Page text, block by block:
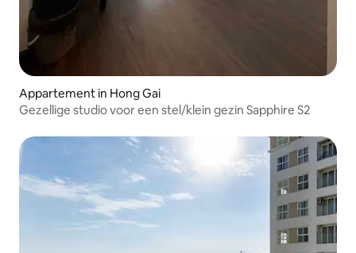
Appartement in Hong Gai
Gezellige studio voor een stel/klein gezin Sapphire S2